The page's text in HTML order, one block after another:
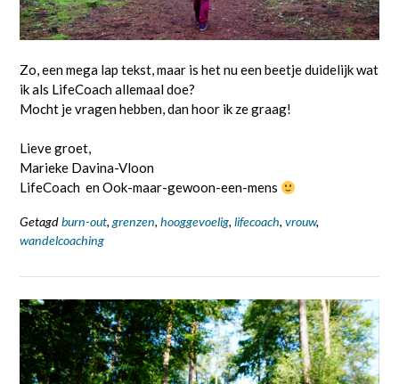
Zo, een mega lap tekst, maar is het nu een beetje duidelijk wat
ik als LifeCoach allemaal doe?
Mocht je vragen hebben, dan hoor ik ze graag!
Lieve groet,
Marieke Davina-Vloon
LifeCoach en Ook-maar-gewoon-een-mens
Getagdburn-out, grenzen, hooggevoelig, lifecoach, vrouw,
wandelcoaching